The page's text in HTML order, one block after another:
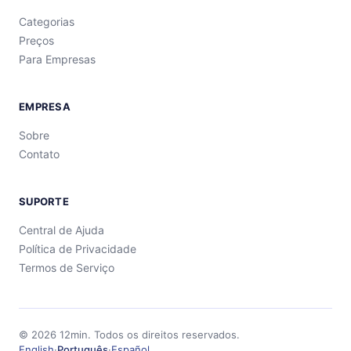
Categorias
Preços
Para Empresas
EMPRESA
Sobre
Contato
SUPORTE
Central de Ajuda
Política de Privacidade
Termos de Serviço
© 2026 12min. Todos os direitos reservados.